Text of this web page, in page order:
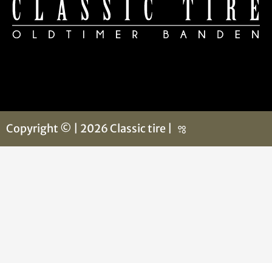
Copyright © | 2026 Classic tire |